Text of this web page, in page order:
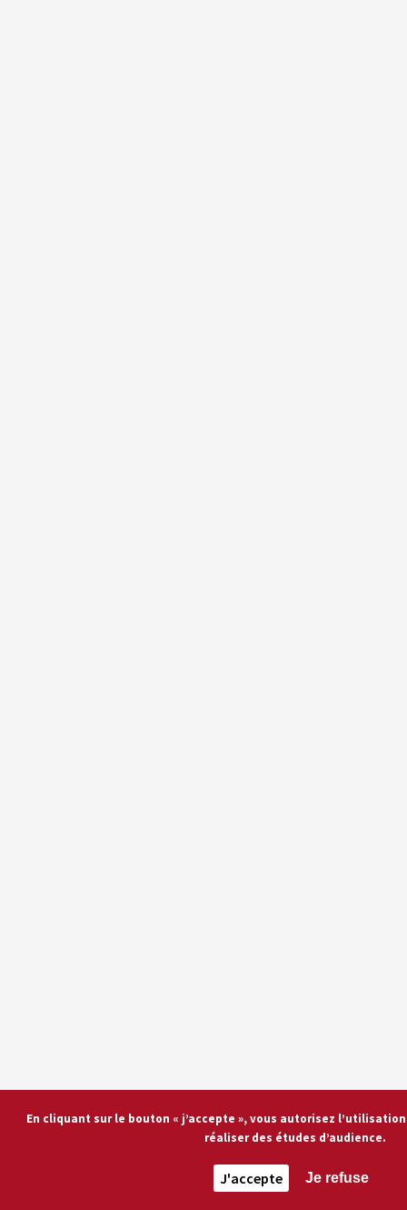
En cliquant sur le bouton « j’accepte », vous autorisez
réaliser des études d’audience.
J'accepte Je refuse